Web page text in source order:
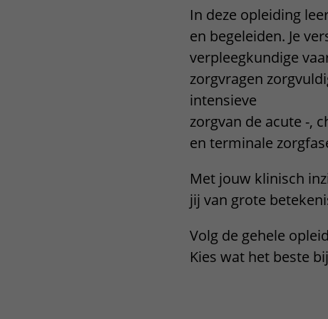
Bezoektijden
Wijzigen patiëntgegevens
In deze opleiding
en begeleiden. Je
verpleegkundige
zorgvragen
intensieve
zorgvan de acute -,
en terminale
Met jouw klinisch
jij van grote
Volg de gehele
Kies wat het beste